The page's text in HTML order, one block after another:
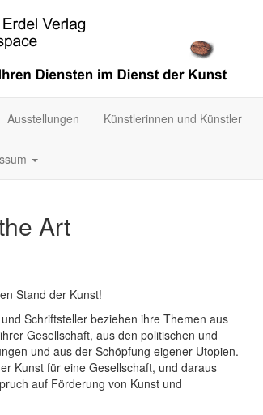
Ausstellungen Künstlerinnen und Künstler
Art
Stand der Kunst!
Schriftsteller beziehen ihre Themen aus
Gesellschaft, aus den politischen und
und aus der Schöpfung eigener Utopien.
Kunst für eine Gesellschaft, und daraus
auf Förderung von Kunst und